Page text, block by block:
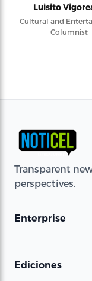
Luisito
Cultural and
Columnist
Transparent
perspectives.
Enterprise
Ediciones